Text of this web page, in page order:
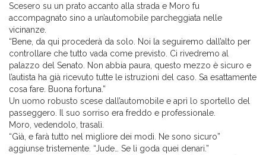
Scesero su un prato accanto alla strada e Moro fu
accompagnato sino a un’automobile parcheggiata nelle
vicinanze.
“Bene, da qui procederà da solo. Noi la seguiremo dall’alto per
controllare che tutto vada come previsto. Ci rivedremo al
palazzo del Senato. Non abbia paura, questo mezzo è sicuro e
l’autista ha già ricevuto tutte le istruzioni del caso. Sa esattamente
cosa fare. Buona fortuna.”
Un uomo robusto scese dall’automobile e aprì lo sportello del
passeggero. Il suo sorriso era freddo e professionale.
Moro, vedendolo, trasalì.
“Già, e farà tutto nel migliore dei modi. Ne sono sicuro”
aggiunse tristemente. “Jude… Se li goda quei denari.”